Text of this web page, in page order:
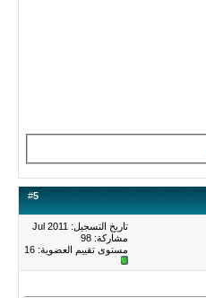
#5
تاريخ التسجيل: Jul 2011
مشاركة: 98
مستوى تقييم العضوية: 16